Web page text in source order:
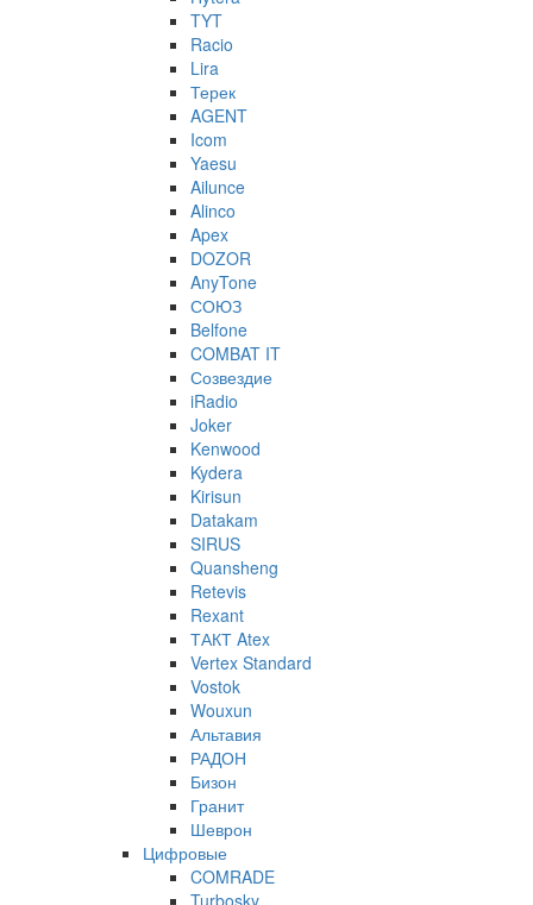
TYT
Racio
Lira
Терек
AGENT
Icom
Yaesu
Ailunce
Alinco
Apex
DOZOR
AnyTone
СОЮЗ
Belfone
COMBAT IT
Созвездие
iRadio
Joker
Kenwood
Kydera
Kirisun
Datakam
SIRUS
Quansheng
Retevis
Rexant
ТАКТ Atex
Vertex Standard
Vostok
Wouxun
Альтавия
РАДОН
Бизон
Гранит
Шеврон
Цифровые
COMRADE
Turbosky